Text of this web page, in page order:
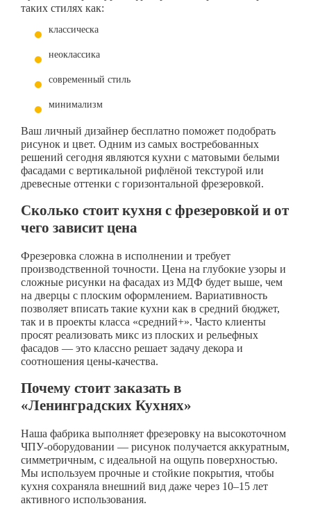
таких стилях как:
классическа
неоклассика
современный стиль
минимализм
Ваш личный дизайнер бесплатно поможет подобрать
рисунок и цвет. Одним из самых востребованных
решений сегодня являются кухни с матовыми белыми
фасадами с вертикальной рифлёной текстурой или
древесные оттенки с горизонтальной фрезеровкой.
Сколько стоит кухня с фрезеровкой и от
чего зависит цена
Фрезеровка сложна в исполнении и требует
производственной точности. Цена на глубокие узоры и
сложные рисунки на фасадах из МДФ будет выше, чем
на дверцы с плоским оформлением. Вариативность
позволяет вписать такие кухни как в средний бюджет,
так и в проекты класса «средний+». Часто клиенты
просят реализовать микс из плоских и рельефных
фасадов — это классно решает задачу декора и
соотношения цены-качества.
Почему стоит заказать в
«Ленинградских Кухнях»
Наша фабрика выполняет фрезеровку на высокоточном
ЧПУ-оборудовании — рисунок получается аккуратным,
симметричным, с идеальной на ощупь поверхностью.
Мы используем прочные и стойкие покрытия, чтобы
кухня сохраняла внешний вид даже через 10–15 лет
активного использования.